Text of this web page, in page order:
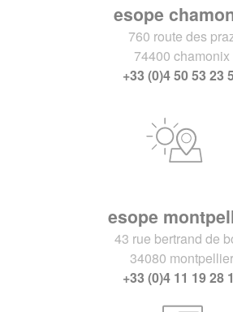
esope
760 route des
74400 chamonix
+33 (0)4 50 53 23
esope
43 rue bertrand de
34080 montpellier
+33 (0)4 11 19 28